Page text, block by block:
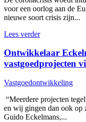
voor een oorlog aan de
nieuwe soort crisis zijn...
Lees verder
Ontwikkelaar
vastgoedprojecten
Vastgoedontwikkeling
“Meerdere projecten
en wij gingen dan ook op
Guido Eckelmans,...